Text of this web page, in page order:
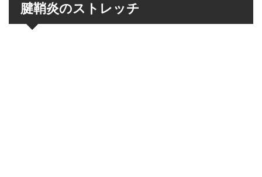
腱鞘炎のストレッチ